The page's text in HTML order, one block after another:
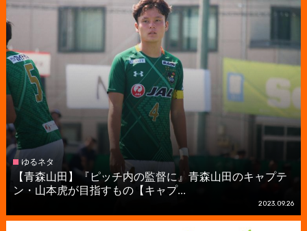
ゆるネタ
【青森山田】『ピッチ内の監督に』青森山田のキャプテ
ン・山本虎が目指すもの【キャプ...
2023.09.26